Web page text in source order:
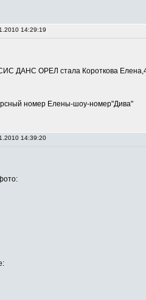
14:29:19
ДАНС ОРЕЛ стала Короткова
номер Елены-шоу-номер"Дива"
14:39:20